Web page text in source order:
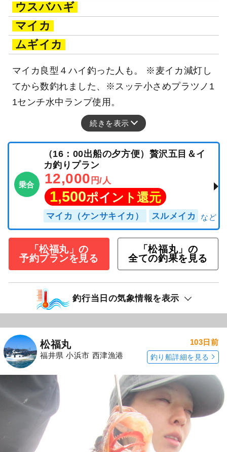
ウスバハギ
マイカ
ムギイカ
マイカ良型４ハイ釣った人も。 ※麦イカ減灯し
てから数釣れました、※スッテ小さめプラツノ1
1センチ水中ランプ使用。
続きを表示
乗合
（16：00出船の夕方便）贅沢五目＆イ
カ釣りプラン
12,000 円/人
1,500ポイント還元
マイカ（ケンサキイカ） スルメイカ
「松福丸」の
予約プランを見る
「松福丸」の
全ての釣果を見る
釣行当日の気象情報を表示
松福丸
福井県 小浜市 西津漁港
103日前
釣り船詳細を見る